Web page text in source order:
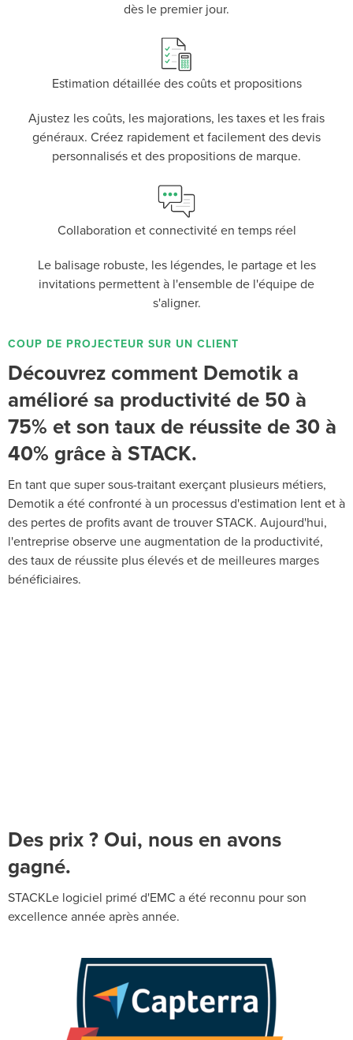
dès le premier jour.
Estimation détaillée des coûts et propositions
Ajustez les coûts, les majorations, les taxes et les frais
généraux. Créez rapidement et facilement des devis
personnalisés et des propositions de marque.
Collaboration et connectivité en temps réel
Le balisage robuste, les légendes, le partage et les
invitations permettent à l'ensemble de l'équipe de
s'aligner.
COUP DE PROJECTEUR SUR UN CLIENT
Découvrez comment Demotik a
amélioré sa productivité de 50 à
75% et son taux de réussite de 30 à
40% grâce à STACK.
En tant que super sous-traitant exerçant plusieurs métiers,
Demotik a été confronté à un processus d'estimation lent et à
des pertes de profits avant de trouver STACK. Aujourd'hui,
l'entreprise observe une augmentation de la productivité,
des taux de réussite plus élevés et de meilleures marges
bénéficiaires.
Des prix ? Oui, nous en avons
gagné.
STACKLe logiciel primé d'EMC a été reconnu pour son
excellence année après année.